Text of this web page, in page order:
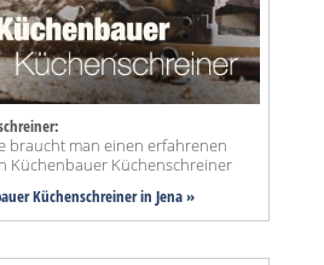
braucht man einen erfahrenen
Küchenbauer Küchenschreiner
Küchenschreiner in Jena »